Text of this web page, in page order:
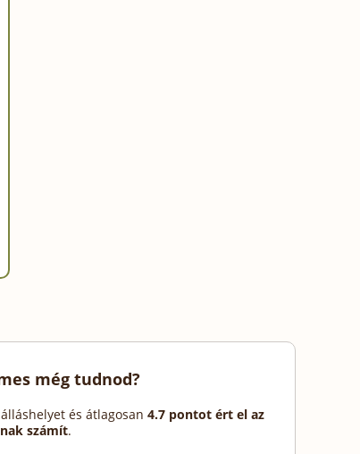
még tudnod?
és átlagosan 4.7 pontot ért el az
számít.